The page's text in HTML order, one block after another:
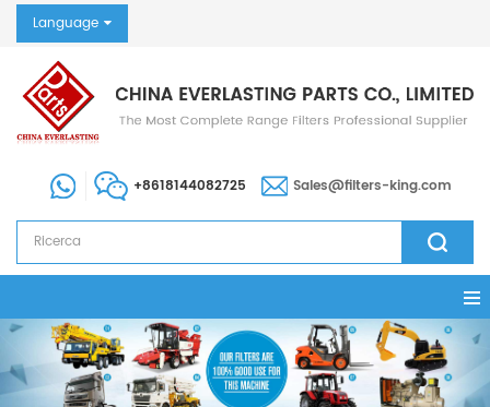
Language
+8618144082725 Sales@filters-king.com